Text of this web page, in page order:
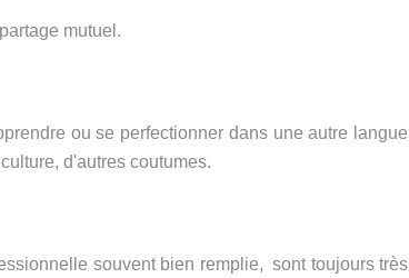
mutuel.
ou se perfectionner dans une autre langue
d'autres coutumes.
souvent bien remplie, sont toujours très